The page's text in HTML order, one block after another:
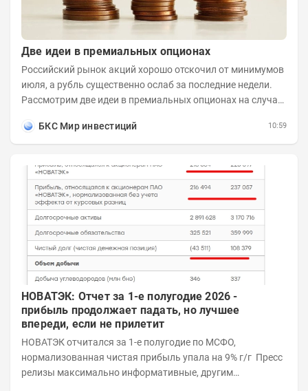
Две идеи в премиальных опционах
Российский рынок акций хорошо отскочил от минимумов
июля, а рубль существенно ослаб за последние недели.
Рассмотрим две идеи в премиальных опционах на случай
БКС Мир инвестиций
10:59
НОВАТЭК: Отчет за 1-е полугодие 2026 -
прибыль продолжает падать, но лучшее
впереди, если не прилетит
НОВАТЭК отчитался за 1-е полугодие по МСФО,
нормализованная чистая прибыль упала на 9% г/г Пресс
релизы максимально информативные, другим